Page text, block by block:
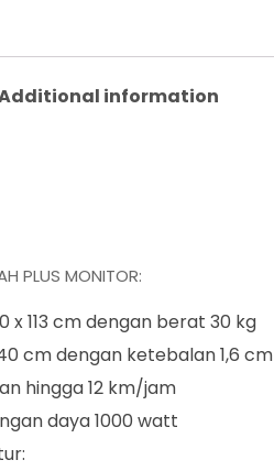
information
PLUS MONITOR:
x 113 cm dengan berat 30 kg
cm dengan ketebalan 1,6 cm
hingga 12 km/jam
daya 1000 watt